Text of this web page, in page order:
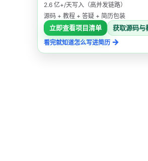
2.6 亿+/天写入（高并发链路）
源码 + 教程 + 答疑 + 简历包装
立即查看项目清单
获取源码与
看完就知道怎么写进简历 →